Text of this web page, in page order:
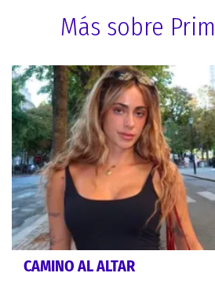
Más sobre
CAMINO AL ALTAR